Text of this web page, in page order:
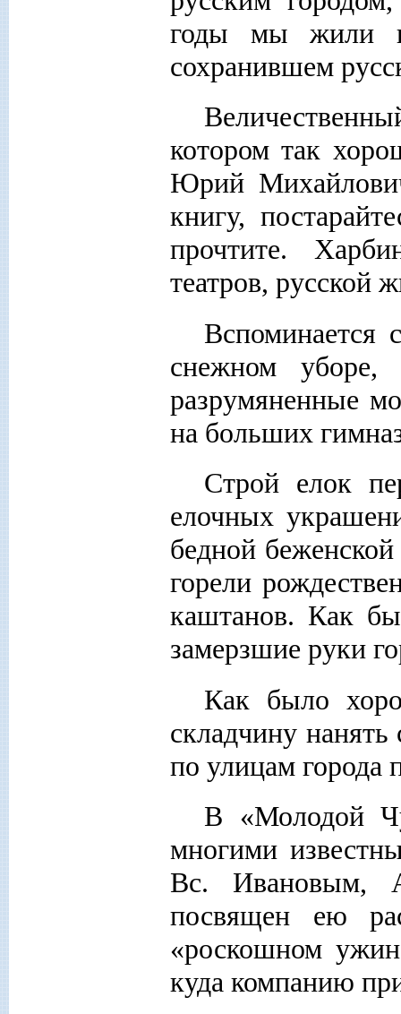
годы мы жили
сохранившем
котором так
Юрий
книгу,
прочтите.
театров, русской
снежном уборе,
разрумяненные
на больших
Строй елок
елочных
бедной
горели
каштанов. Как
замерзшие руки
Как было
складчину
по улицам города
В «Молодой
многими
Вс. Ивановым,
посвящен ею
«роскошном
куда компанию